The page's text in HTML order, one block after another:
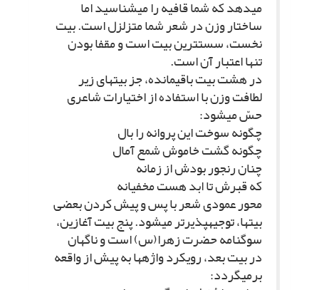
مى‏دهد که شما قافیه را مى‏شناسید اما
ساختار وزن در شعر شما متزلزل است. بیت
نخست، سست‏ترین بیت است و مقفا بودن
تنها اعتبار آن است.
در هشت بیت باقى‏مانده، جز بیت‏هاى زیر
لطافت وزن با استفاده از اختیارات شاعرى
حسّ مى‏شود:
چگونه سوخت این پروانه را بال‏
چگونه گشت خاموش شمع آمال‏
چنان رنجور بودش از زمانه‏
که قبرش تا ابد هست مخفیانه‏
محور عمودى شعر با پس و پیش کردن بعضى
بیت‏ها، توجیه‏پذیرتر مى‏شود. پنج بیت آغازین،
سوگنامه حضرت زهرا(س) است و ناگهان
در بیت بعد، رویکرد واژه‏ها به پیش از واقعه
برمى‏گردد: